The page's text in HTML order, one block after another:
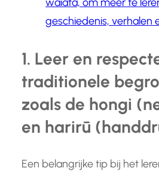
geschiedenis, verhalen
1. Leer en
traditionele
zoals de hongi
en harirū
Een belangrijke tip bij het